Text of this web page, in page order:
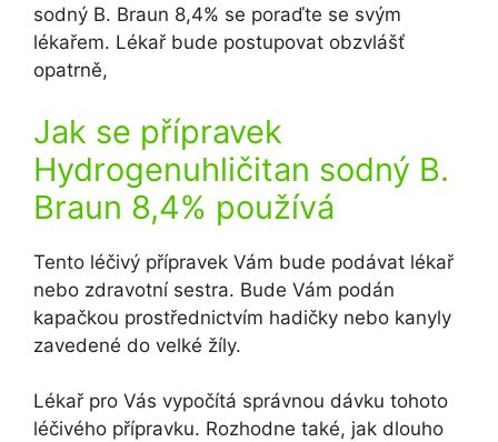
sodný B. Braun 8,4% se poraďte se svým
lékařem. Lékař bude postupovat obzvlášť
opatrně,
Jak se přípravek
Hydrogenuhličitan sodný B.
Braun 8,4% používá
Tento léčivý přípravek Vám bude podávat lékař
nebo zdravotní sestra. Bude Vám podán
kapačkou prostřednictvím hadičky nebo kanyly
zavedené do velké žíly.
Lékař pro Vás vypočítá správnou dávku tohoto
léčivého přípravku. Rozhodne také, jak dlouho